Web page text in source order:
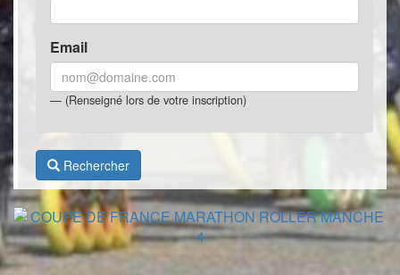
Email
(Renseigné lors de votre inscription)
Rechercher